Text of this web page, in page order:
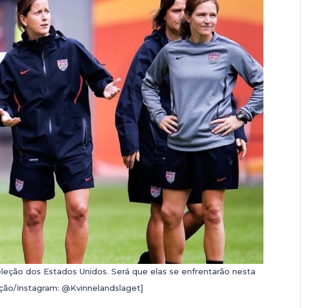
dos Estados Unidos. Será que elas se enfrentarão nesta
Instagram: @Kvinnelandslaget]